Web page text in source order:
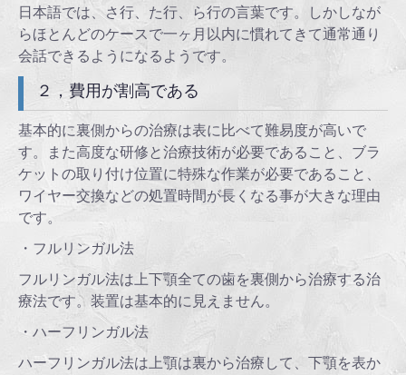
日本語では、さ行、た行、ら行の言葉です。しかしなが
らほとんどのケースで一ヶ月以内に慣れてきて通常通り
会話できるようになるようです。
２，費用が割高である
基本的に裏側からの治療は表に比べて難易度が高いで
す。また高度な研修と治療技術が必要であること、ブラ
ケットの取り付け位置に特殊な作業が必要であること、
ワイヤー交換などの処置時間が長くなる事が大きな理由
です。
・フルリンガル法
フルリンガル法は上下顎全ての歯を裏側から治療する治
療法です。装置は基本的に見えません。
・ハーフリンガル法
ハーフリンガル法は上顎は裏から治療して、下顎を表か